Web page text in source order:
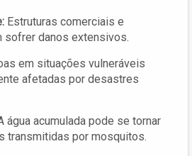
Estruturas comerciais e
sofrer danos extensivos.
em situações vulneráveis
afetadas por desastres
água acumulada pode se tornar
transmitidas por mosquitos.